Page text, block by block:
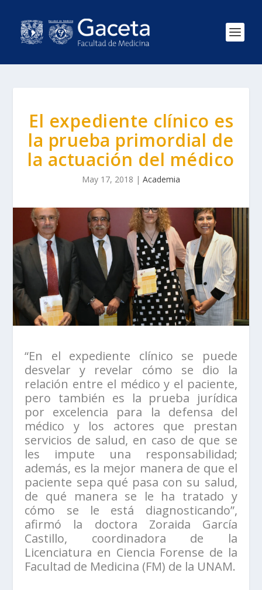
El expediente clínico es
la prueba primordial de
la actuación del médico
May 17, 2018 | Academia
“En el expediente clínico se puede
desvelar y revelar cómo se dio la
relación entre el médico y el paciente,
pero también es la prueba jurídica
por excelencia para la defensa del
médico y los actores que prestan
servicios de salud, en caso de que se
les impute una responsabilidad;
además, es la mejor manera de que el
paciente sepa qué pasa con su salud,
de qué manera se le ha tratado y
cómo se le está diagnosticando”,
afirmó la doctora Zoraida García
Castillo, coordinadora de la
Licenciatura en Ciencia Forense de la
Facultad de Medicina (FM) de la UNAM.